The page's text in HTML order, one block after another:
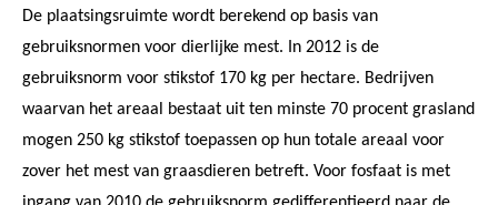
De plaatsingsruimte wordt berekend op basis van
gebruiksnormen voor dierlijke mest. In 2012 is de
gebruiksnorm voor stikstof 170 kg per hectare. Bedrijven
waarvan het areaal bestaat uit ten minste 70 procent grasland
mogen 250 kg stikstof toepassen op hun totale areaal voor
zover het mest van graasdieren betreft. Voor fosfaat is met